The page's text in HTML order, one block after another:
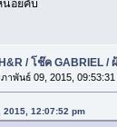
น่อยคับ
/ โช๊ค GABRIEL /
าพันธ์ 09, 2015, 09:53:31
12:07:52 pm